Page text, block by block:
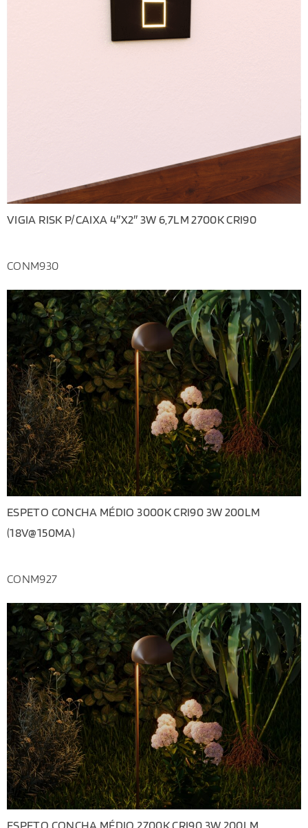
VIGIA RISK P/CAIXA 4″X2″ 3W 6,7LM 2700K CRI90
CONM930
ESPETO CONCHA MÉDIO 3000K CRI90 3W 200LM
(18V@150MA)
CONM927
ESPETO CONCHA MÉDIO 2700K CRI90 3W 200LM